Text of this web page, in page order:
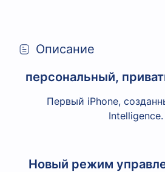
Описание
персональный,
Первый iPhone,
Intelligence.
Новый режим